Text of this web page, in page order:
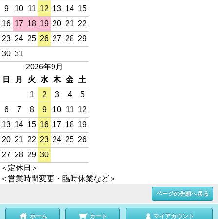
9
10 11 12 13 14 15
16 17 18 19 20 21 22
23 24 25 26 27 28 29
30 31
2026年9月
日
月 火 水 木 金
土
1
2 3 4
5
6
7 8 9 10 11 12
13 14 15 16 17 18 19
20 21 22 23 24 25 26
27 28 29 30
＜定休日＞
＜営業時間変更・臨時休業など＞
ページの先頭へ戻る
ホーム カート マイアカウント